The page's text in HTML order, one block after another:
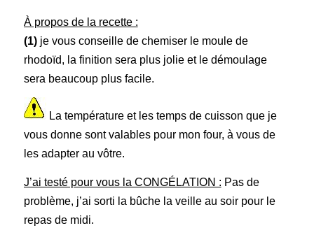
À propos de la recette :
(1)je vous conseille de chemiser le moule de
rhodoïd, la finition sera plus jolie et le démoulage
sera beaucoup plus facile.
La température et les temps de cuisson que je
vous donne sont valables pour mon four, à vous de
les adapter au vôtre.
J’ai testé pour vous la CONGÉLATION : Pas de
problème, j’ai sorti la bûche la veille au soir pour le
repas de midi.